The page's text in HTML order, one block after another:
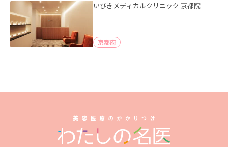
いびきメディカルクリニック 京都院
京都府